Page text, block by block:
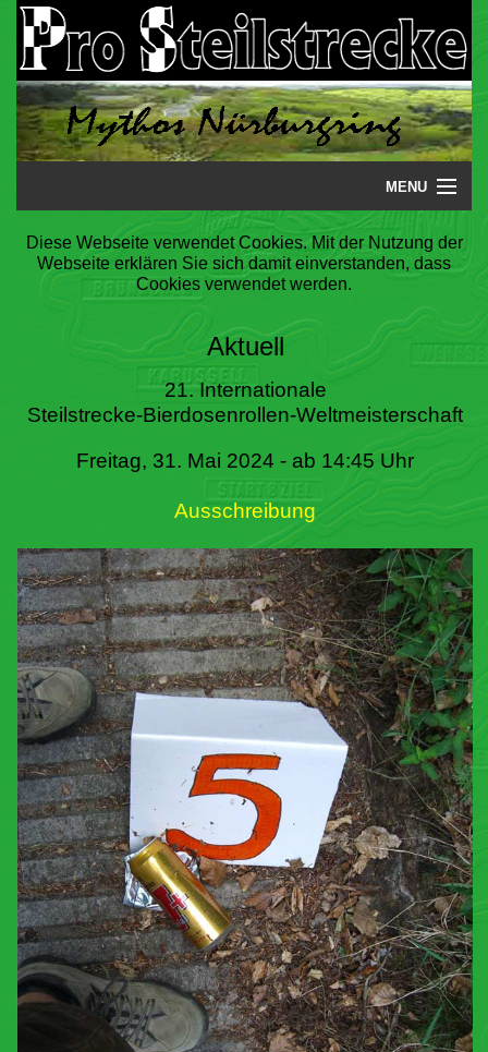
MENU
Startseite
Steilstrecke
Literatur
Termine
Diese Webseite verwendet Cookies. Mit der Nutzung der
Webseite erklären Sie sich damit einverstanden, dass
Cookies verwendet werden.
Aktuell
21. Internationale
Steilstrecke-Bierdosenrollen-Weltmeisterschaft
Freitag, 31. Mai 2024 - ab 14:45 Uhr
Ausschreibung